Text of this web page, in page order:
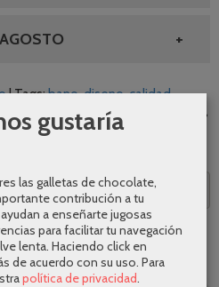
|Tags:bano diseno calidad
mundo-mesa
accesorio-de-bano
gustaría
las galletas de chocolate,
contribución a tu
a enseñarte jugosas
para facilitar tu navegación
lenta. Haciendo click en
de acuerdo con su uso. Para
política de privacidad.